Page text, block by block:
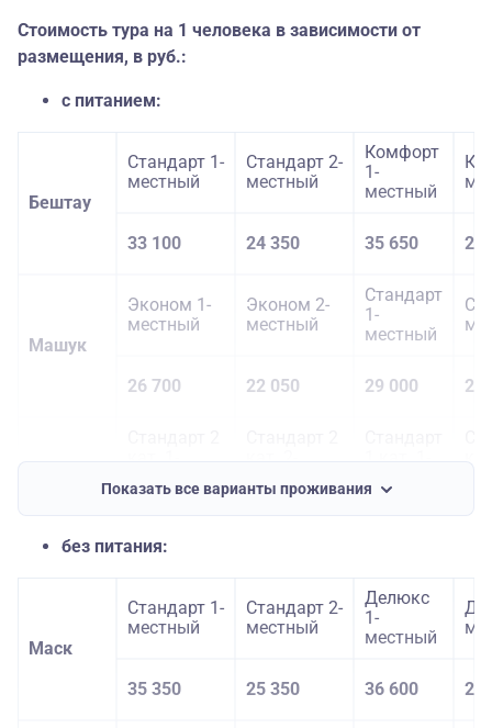
Стоимость тура на 1 человека в зависимости от
размещения, в руб.:
с питанием:
Бештау
Стандарт 1-
местный
Стандарт 2-
местный
Комфорт
1-
местный
33 100 24 350 35 650 25
Машук
Эконом 1-
местный
Эконом 2-
местный
Стандарт
1-
местный
26 700 22 050 29 000 22
НаутилусПоказать все варианты проживания
без питания:
Маск
Стандарт 1-
местный
Стандарт 2-
местный
Делюкс
1-
местный
35 350 25 350 36 600 25